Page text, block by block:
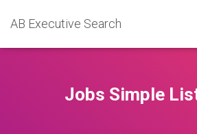
AB Executive Search
Jobs Simple